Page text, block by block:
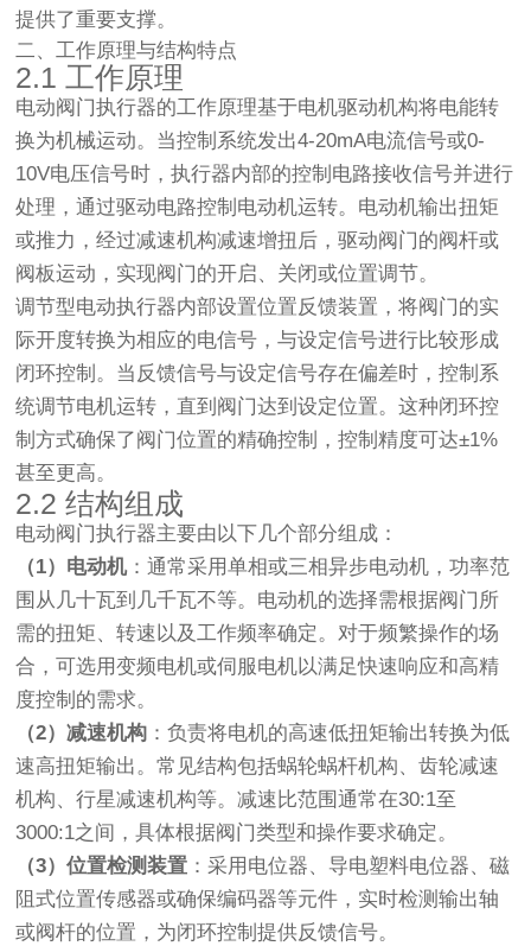
提供了重要支撑。
二、工作原理与结构特点
2.1 工作原理
电动阀门执行器的工作原理基于电机驱动机构将电能转
换为机械运动。当控制系统发出4-20mA电流信号或0-
10V电压信号时，执行器内部的控制电路接收信号并进行
处理，通过驱动电路控制电动机运转。电动机输出扭矩
或推力，经过减速机构减速增扭后，驱动阀门的阀杆或
阀板运动，实现阀门的开启、关闭或位置调节。
调节型电动执行器内部设置位置反馈装置，将阀门的实
际开度转换为相应的电信号，与设定信号进行比较形成
闭环控制。当反馈信号与设定信号存在偏差时，控制系
统调节电机运转，直到阀门达到设定位置。这种闭环控
制方式确保了阀门位置的精确控制，控制精度可达±1%
甚至更高。
2.2 结构组成
电动阀门执行器主要由以下几个部分组成：
（1）电动机：通常采用单相或三相异步电动机，功率范
围从几十瓦到几千瓦不等。电动机的选择需根据阀门所
需的扭矩、转速以及工作频率确定。对于频繁操作的场
合，可选用变频电机或伺服电机以满足快速响应和高精
度控制的需求。
（2）减速机构 ：负责将电机的高速低扭矩输出转换为低
速高扭矩输出。常见结构包括蜗轮蜗杆机构、齿轮减速
机构、行星减速机构等。减速比范围通常在30:1至
3000:1之间，具体根据阀门类型和操作要求确定。
（3）位置检测装置 ：采用电位器、导电塑料电位器、磁
阻式位置传感器或确保编码器等元件，实时检测输出轴
或阀杆的位置，为闭环控制提供反馈信号。